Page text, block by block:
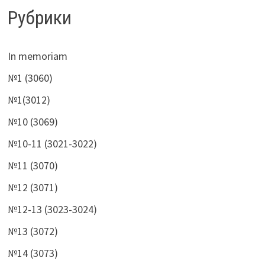
Рубрики
In memoriam
№1 (3060)
№1(3012)
№10 (3069)
№10-11 (3021-3022)
№11 (3070)
№12 (3071)
№12-13 (3023-3024)
№13 (3072)
№14 (3073)